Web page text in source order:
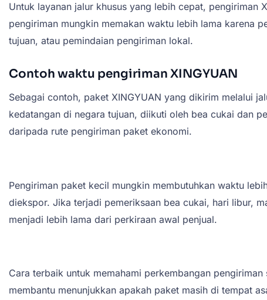
Untuk layanan jalur khusus yang lebih cepat, pengiriman
pengiriman mungkin memakan waktu lebih lama karena
tujuan, atau pemindaian pengiriman lokal.
Contoh waktu pengiriman XINGYUAN
Sebagai contoh, paket XINGYUAN yang dikirim melalui
kedatangan di negara tujuan, diikuti oleh bea cukai dan
daripada rute pengiriman paket ekonomi.
Pengiriman paket kecil mungkin membutuhkan waktu
diekspor. Jika terjadi pemeriksaan bea cukai, hari libur,
menjadi lebih lama dari perkiraan awal penjual.
Cara terbaik untuk memahami perkembangan
membantu menunjukkan apakah paket masih di tempat